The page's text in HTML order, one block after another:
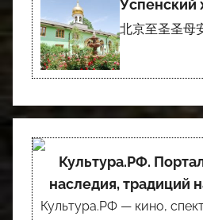
Успенский
北京至圣圣母
Культура.РФ.
наследия, традиций
Культура.РФ — кино,